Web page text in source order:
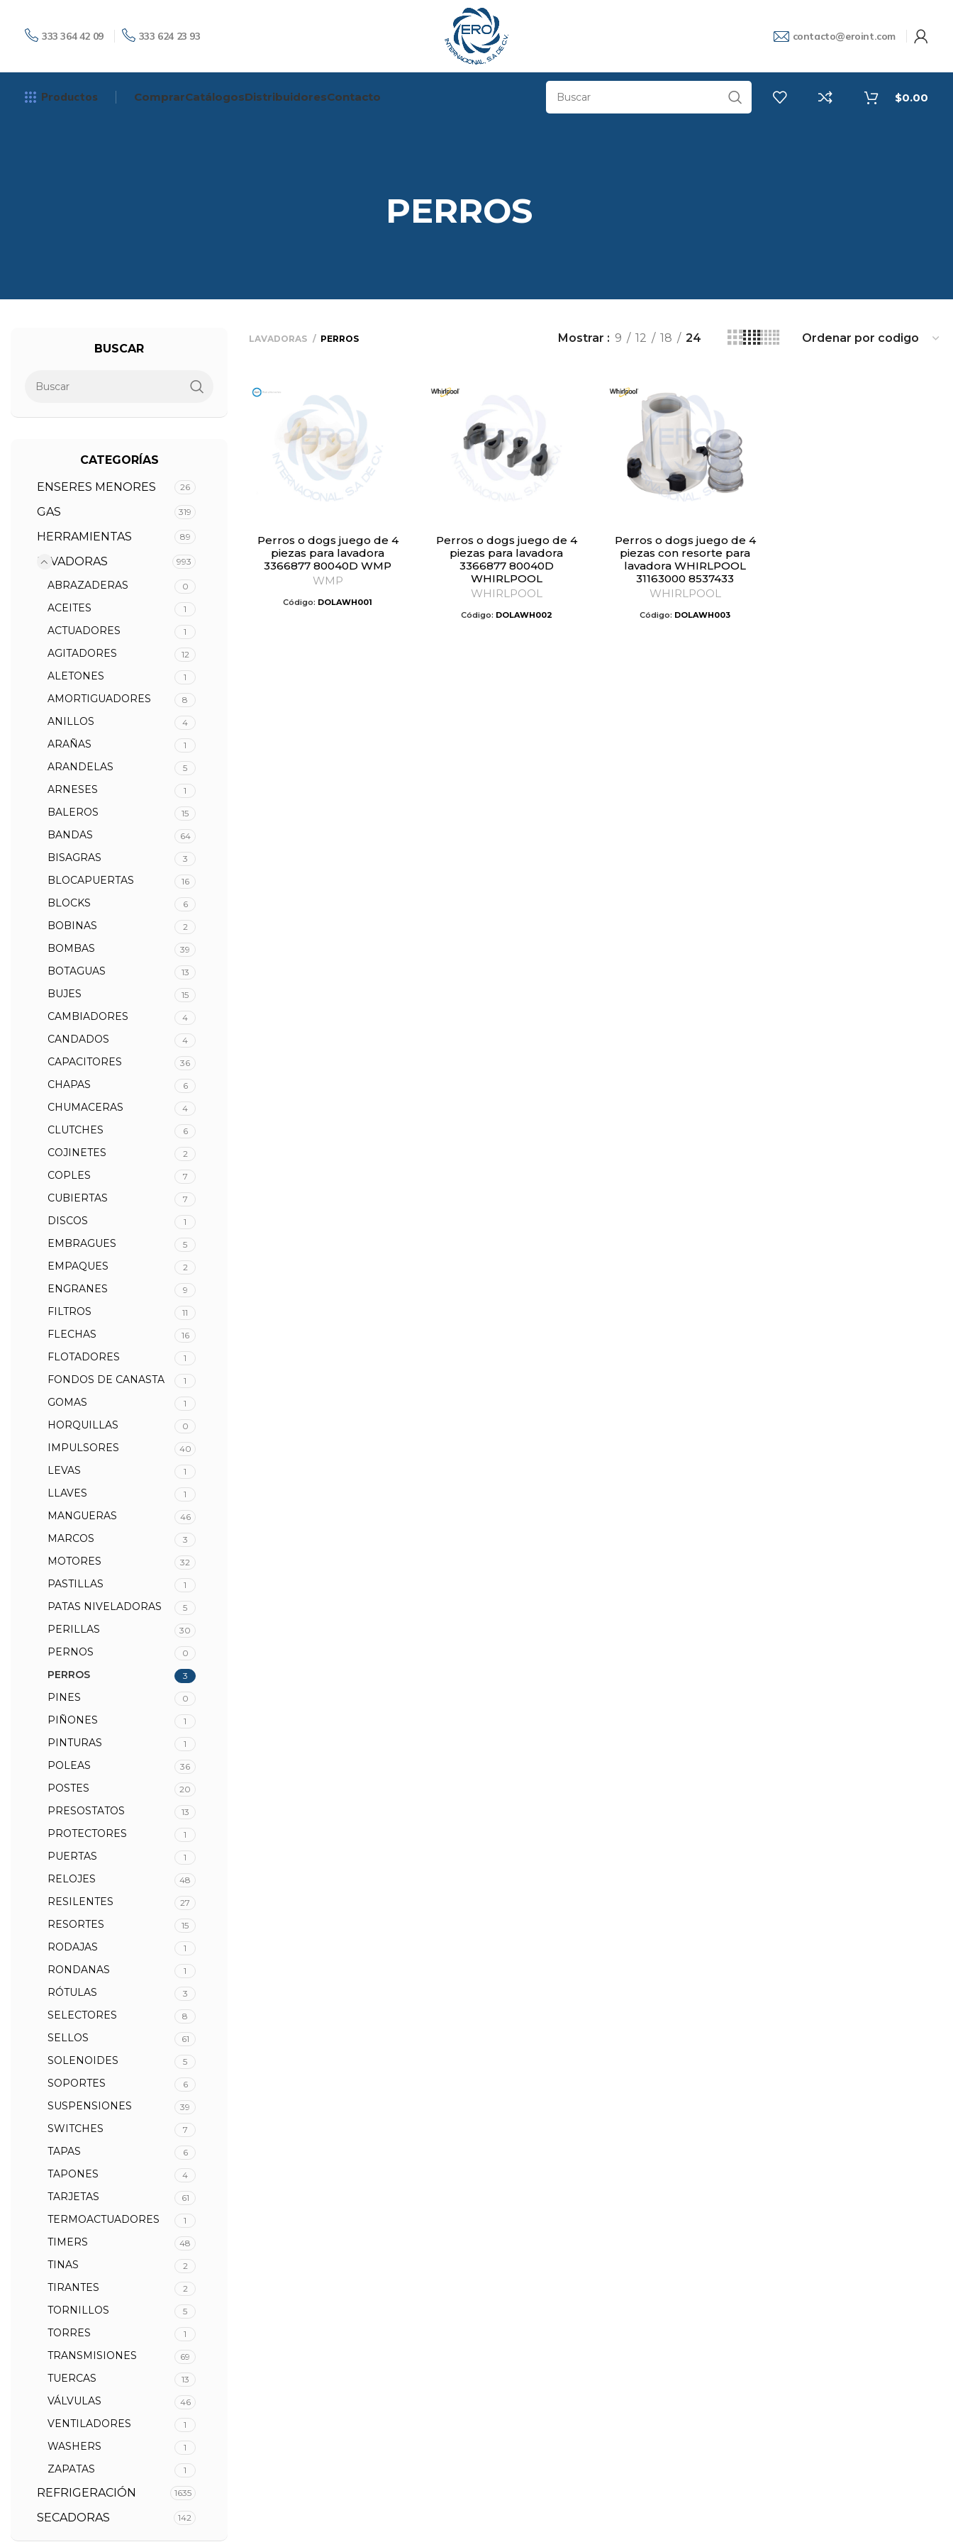
333 364 42 09 333 624 23 93 contacto@eroint.com
Productos ComprarCatálogosDistribuidoresContacto $0.00
PERROS
BUSCAR
CATEGORÍAS
ENSERES MENORES
26
GAS 319
HERRAMIENTAS 89
LAVADORAS 993
ABRAZADERAS 0
ACEITES 1
ACTUADORES 1
AGITADORES 12
ALETONES 1
AMORTIGUADORES 8
ANILLOS 4
ARAÑAS 1
ARANDELAS 5
ARNESES 1
BALEROS 15
BANDAS 64
BISAGRAS 3
BLOCAPUERTAS 16
BLOCKS 6
BOBINAS 2
BOMBAS 39
BOTAGUAS 13
BUJES 15
CAMBIADORES 4
CANDADOS 4
CAPACITORES 36
CHAPAS 6
CHUMACERAS 4
CLUTCHES 6
COJINETES 2
COPLES 7
CUBIERTAS 7
DISCOS 1
EMBRAGUES 5
EMPAQUES 2
ENGRANES 9
FILTROS 11
FLECHAS 16
FLOTADORES 1
FONDOS DE CANASTA 1
GOMAS 1
HORQUILLAS 0
IMPULSORES 40
LEVAS 1
LLAVES 1
MANGUERAS 46
MARCOS 3
MOTORES 32
PASTILLAS 1
PATAS NIVELADORAS 5
PERILLAS 30
PERNOS 0
PERROS 3
PINES 0
PIÑONES 1
PINTURAS 1
POLEAS 36
POSTES 20
PRESOSTATOS 13
PROTECTORES 1
PUERTAS 1
RELOJES 48
RESILENTES 27
RESORTES 15
RODAJAS 1
RONDANAS 1
RÓTULAS 3
SELECTORES 8
SELLOS 61
SOLENOIDES 5
SOPORTES 6
SUSPENSIONES 39
SWITCHES 7
TAPAS 6
TAPONES 4
TARJETAS 61
TERMOACTUADORES 1
TIMERS 48
TINAS 2
TIRANTES 2
TORNILLOS 5
TORRES 1
TRANSMISIONES 69
TUERCAS 13
VÁLVULAS 46
VENTILADORES 1
WASHERS 1
ZAPATAS 1
REFRIGERACIÓN 1635
SECADORAS 142
LAVADORAS PERROS Mostrar 9 12 18 24
Perros o dogs juego de 4
piezas para lavadora
3366877 80040D WMP
WMP
Código: DOLAWH001
Perros o dogs juego de 4
piezas para lavadora
3366877 80040D
WHIRLPOOL
WHIRLPOOL
Código: DOLAWH002
Perros o dogs juego de 4
piezas con resorte para
lavadora WHIRLPOOL
31163000 8537433
WHIRLPOOL
Código: DOLAWH003